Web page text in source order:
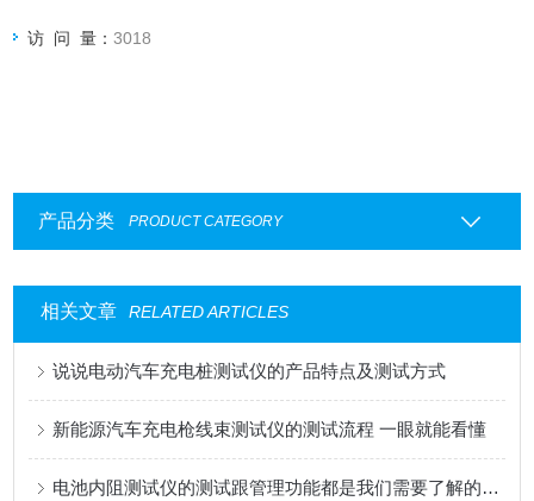
访 问 量：3018
产品分类 PRODUCT CATEGORY
相关文章 RELATED ARTICLES
说说电动汽车充电桩测试仪的产品特点及测试方式
新能源汽车充电枪线束测试仪的测试流程 一眼就能看懂
电池内阻测试仪的测试跟管理功能都是我们需要了解的基本情况